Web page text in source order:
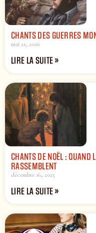
CHANTS DES GUERRES
mai 21, 2026
LIRE LA SUITE »
CHANTS DE NOËL : QUAND
RASSEMBLENT
décembre 16, 2025
LIRE LA SUITE »